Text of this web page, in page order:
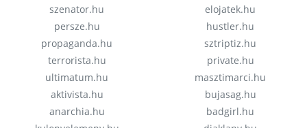
szenator.hu
persze.hu
propaganda.hu
terrorista.hu
ultimatum.hu
aktivista.hu
anarchia.hu
elojatek.hu
hustler.hu
sztriptiz.hu
private.hu
masztimarci.hu
bujasag.hu
badgirl.hu